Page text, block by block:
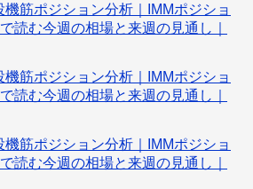
筋ポジション分析｜IMMポジショ
読む今週の相場と来週の見通し｜
筋ポジション分析｜IMMポジショ
読む今週の相場と来週の見通し｜
筋ポジション分析｜IMMポジショ
読む今週の相場と来週の見通し｜